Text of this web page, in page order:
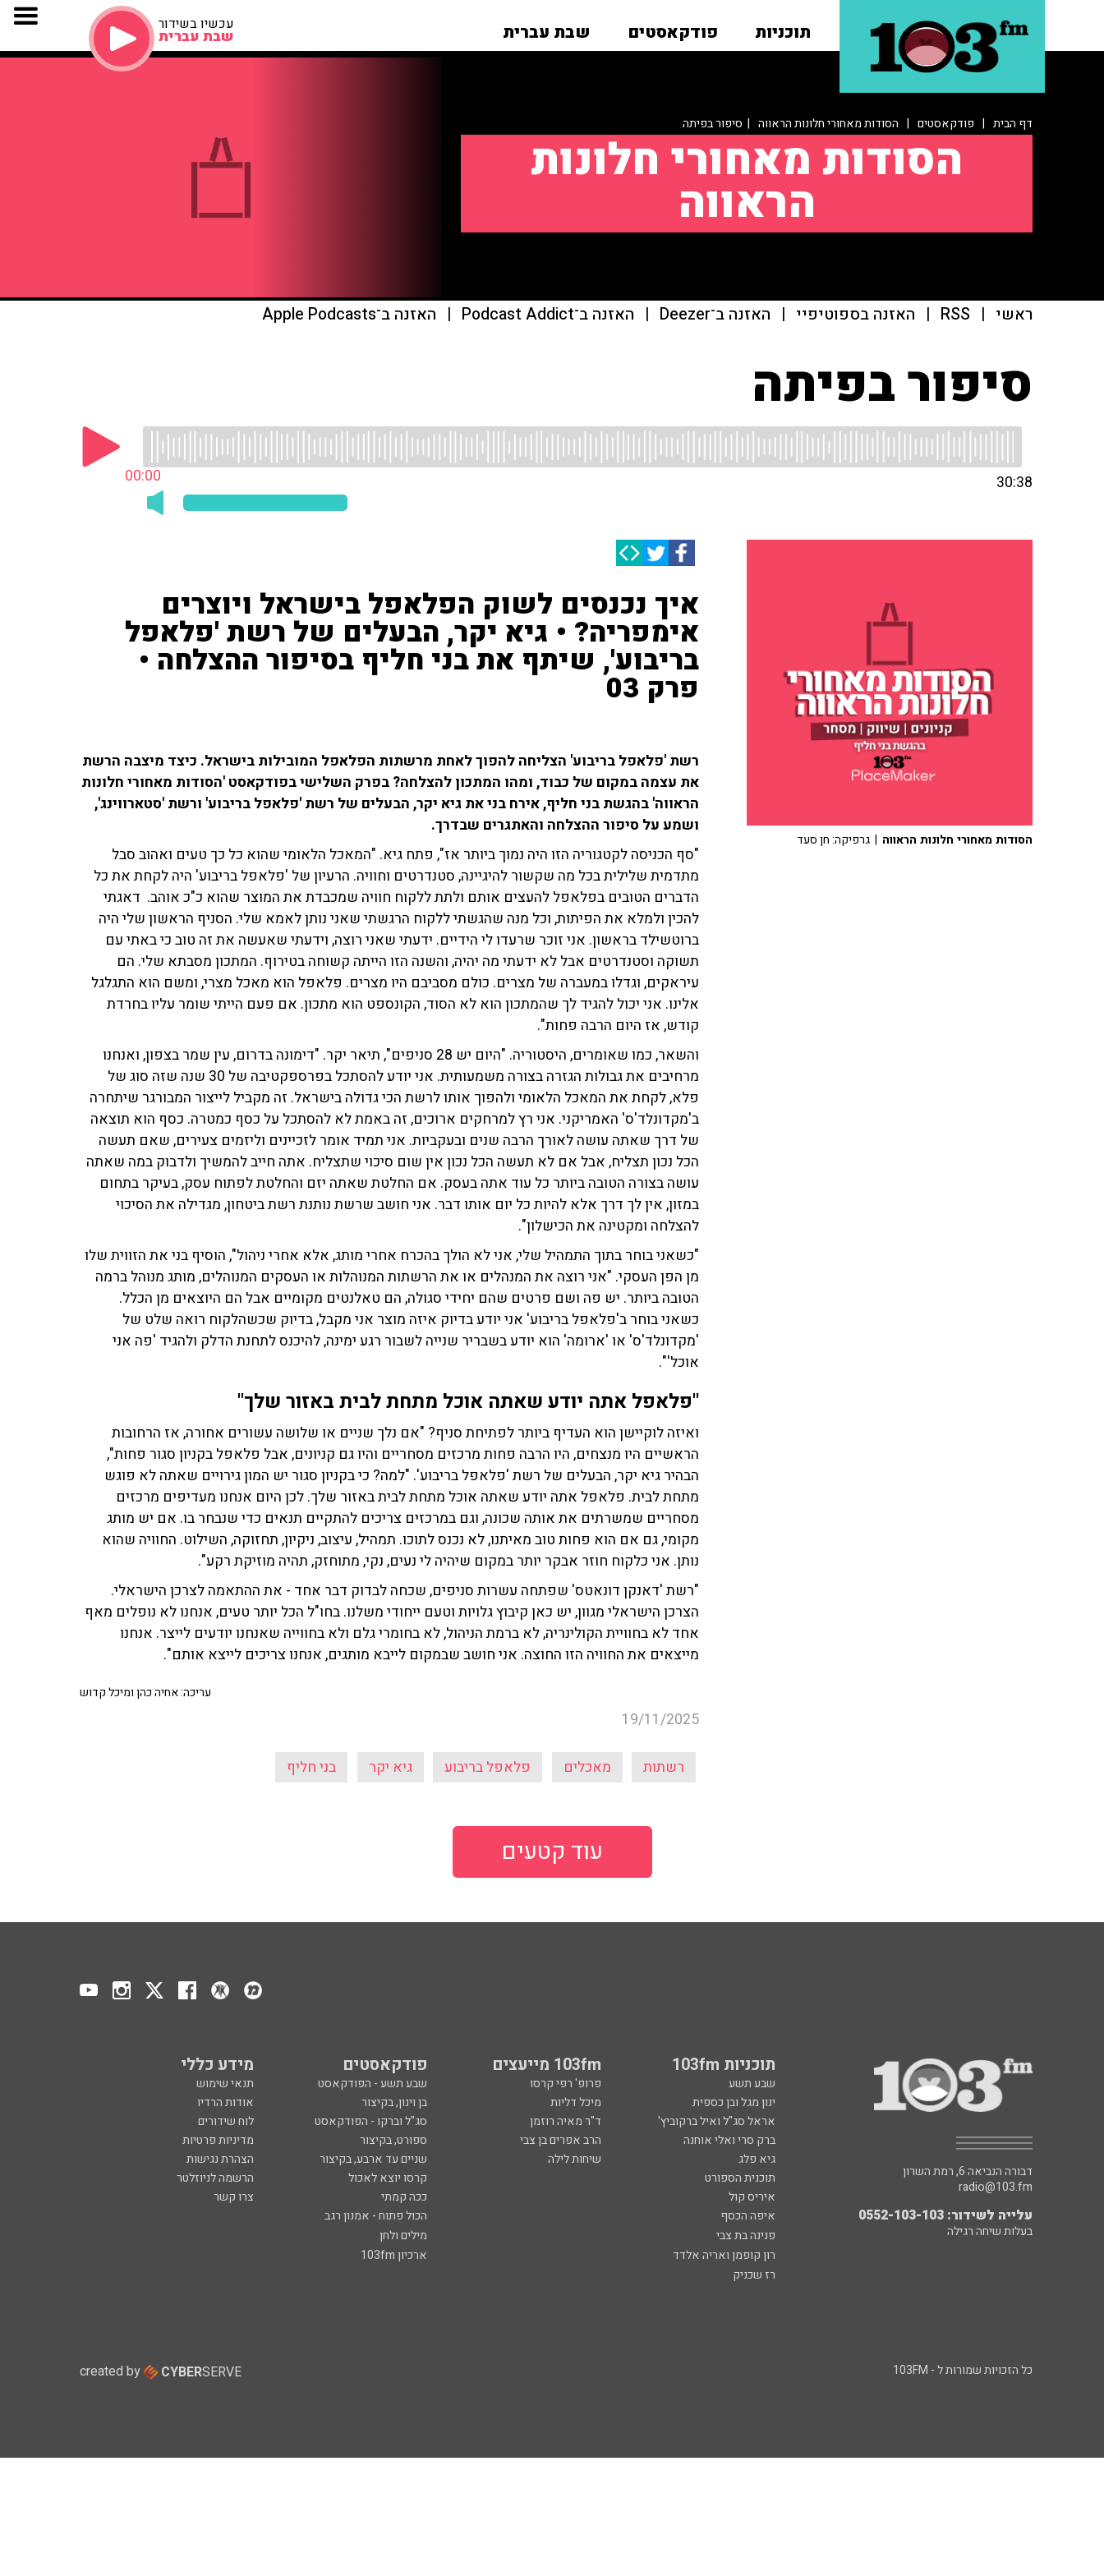
תוכניות פודקאסטים שבת עברית עכשיו בשידור
שבת עברית
דף הבית | פודקאסטים | הסודות מאחורי חלונות הראווה | סיפור בפיתה
הסודות מאחורי חלונות
הראווה
ראשי |
RSS
| האזנה בספוטיפיי | האזנה ב־Deezer | האזנה ב־Podcast Addict | האזנה ב־Apple Podcasts
סיפור בפיתה
00:00 30:38
איך נכנסים לשוק הפלאפל בישראל ויוצרים
אימפריה? • גיא יקר, הבעלים של רשת 'פלאפל
בריבוע', שיתף את בני חליף בסיפור ההצלחה •
פרק 03
רשת 'פלאפל בריבוע' הצליחה להפוך לאחת מרשתות הפלאפל המובילות בישראל. כיצד מיצבה הרשת
את עצמה במקום של כבוד, ומהו המתכון להצלחה? בפרק השלישי בפודקאסט 'הסודות מאחורי חלונות
הראווה' בהגשת בני חליף, אירח בני את גיא יקר, הבעלים של רשת 'פלאפל בריבוע' ורשת 'סטארווינג',
ושמע על סיפור ההצלחה והאתגרים שבדרך.
"סף הכניסה לקטגוריה הזו היה נמוך ביותר אז", פתח גיא. "המאכל הלאומי שהוא כל כך טעים ואהוב סבל
מתדמית שלילית בכל מה שקשור להיגיינה, סטנדרטים וחוויה. הרעיון של 'פלאפל בריבוע' היה לקחת את כל
הדברים הטובים בפלאפל להעצים אותם ולתת ללקוח חוויה שמכבדת את המוצר שהוא כ"כ אוהב. דאגתי
להכין ולמלא את הפיתות, וכל מנה שהגשתי ללקוח הרגשתי שאני נותן לאמא שלי. הסניף הראשון שלי היה
ברוטשילד בראשון. אני זוכר שרעדו לי הידיים. ידעתי שאני רוצה, וידעתי שאעשה את זה טוב כי באתי עם
תשוקה וסטנדרטים אבל לא ידעתי מה יהיה, והשנה הזו הייתה קשוחה בטירוף. המתכון מסבתא שלי. הם
עיראקים, וגדלו במעברה של מצרים. כולם מסביבם היו מצרים. פלאפל הוא מאכל מצרי, ומשם הוא התגלגל
אלינו. אני יכול להגיד לך שהמתכון הוא לא הסוד, הקונספט הוא מתכון. אם פעם הייתי שומר עליו בחרדת
קודש, אז היום הרבה פחות".
והשאר, כמו שאומרים, היסטוריה. "היום יש 28 סניפים", תיאר יקר. "דימונה בדרום, עין שמר בצפון, ואנחנו
מרחיבים את גבולות הגזרה בצורה משמעותית. אני יודע להסתכל בפרספקטיבה של 30 שנה שזה סוג של
פלא, לקחת את המאכל הלאומי ולהפוך אותו לרשת הכי גדולה בישראל. זה מקביל לייצור המבורגר שיתחרה
ב'מקדונלד'ס' האמריקני. אני רץ למרחקים ארוכים, זה באמת לא להסתכל על כסף כמטרה. כסף הוא תוצאה
של דרך שאתה עושה לאורך הרבה שנים ובעקביות. אני תמיד אומר לזכיינים וליזמים צעירים, שאם תעשה
הכל נכון תצליח, אבל אם לא תעשה הכל נכון אין שום סיכוי שתצליח. אתה חייב להמשיך ולדבוק במה שאתה
עושה בצורה הטובה ביותר כל עוד אתה בעסק. אם החלטת שאתה יזם והחלטת לפתוח עסק, בעיקר בתחום
במזון, אין לך דרך אלא להיות כל יום אותו דבר. אני חושב שרשת נותנת רשת ביטחון, מגדילה את הסיכוי
להצלחה ומקטינה את הכישלון".
"כשאני בוחר בתוך התמהיל שלי, אני לא הולך בהכרח אחרי מותג, אלא אחרי ניהול", הוסיף בני את הזווית שלו
מן הפן העסקי. "אני רוצה את המנהלים או את הרשתות המנוהלות או העסקים המנוהלים, מותג מנוהל ברמה
הטובה ביותר. יש פה ושם פרטים שהם יחידי סגולה, הם טאלנטים מקומיים אבל הם היוצאים מן הכלל.
כשאני בוחר ב'פלאפל בריבוע' אני יודע בדיוק איזה מוצר אני מקבל, בדיוק שכשהלקוח רואה שלט של
'מקדונלד'ס' או 'ארומה' הוא יודע בשבריר שנייה לשבור רגע ימינה, להיכנס לתחנת הדלק ולהגיד 'פה אני
אוכל'".
"פלאפל אתה יודע שאתה אוכל מתחת לבית באזור שלך"
ואיזה לוקיישן הוא העדיף ביותר לפתיחת סניף? "אם נלך שניים או שלושה עשורים אחורה, אז הרחובות
הראשיים היו מנצחים, היו הרבה פחות מרכזים מסחריים והיו גם קניונים, אבל פלאפל בקניון סגור פחות",
הבהיר גיא יקר, הבעלים של רשת 'פלאפל בריבוע'. "למה? כי בקניון סגור יש המון גירויים שאתה לא פוגש
מתחת לבית. פלאפל אתה יודע שאתה אוכל מתחת לבית באזור שלך. לכן היום אנחנו מעדיפים מרכזים
מסחריים שמשרתים את אותה שכונה, וגם במרכזים צריכים להתקיים תנאים כדי שנבחר בו. אם יש מותג
מקומי, גם אם הוא פחות טוב מאיתנו, לא נכנס לתוכו. תמהיל, עיצוב, ניקיון, תחזוקה, השילוט. החוויה שהוא
נותן. אני כלקוח חוזר אבקר יותר במקום שיהיה לי נעים, נקי, מתוחזק, תהיה מוזיקת רקע".
"רשת 'דאנקן דונאטס' שפתחה עשרות סניפים, שכחה לבדוק דבר אחד - את ההתאמה לצרכן הישראלי.
הצרכן הישראלי מגוון, יש כאן קיבוץ גלויות וטעם ייחודי משלנו. בחו"ל הכל יותר טעים, אנחנו לא נופלים מאף
אחד לא בחוויית הקולינריה, לא ברמת הניהול, לא בחומרי גלם ולא בחווייה שאנחנו יודעים לייצר. אנחנו
מייצאים את החוויה הזו החוצה. אני חושב שבמקום לייבא מותגים, אנחנו צריכים לייצא אותם".
עריכה: אחיה כהן ומיכל קדוש
19/11/2025
רשתות מאכלים פלאפל בריבוע גיא יקר בני חליף
הסודות מאחורי חלונות הראווה | גרפיקה: חן סעד
עוד קטעים
תוכניות 103fm 103fm מייעצים פודקאסטים מידע כללי
שבע תשע פרופ' רפי קרסו שבע תשע - הפודקאסט
תנאי שימוש
ינון מגל ובן כספית
מיכל דליות בן וינון, בקיצור
אודות הרדיו
אראל סג"ל ואיל ברקוביץ'
ד"ר מאיה רוזמן סג"ל וברקו - הפודקאסט
לוח שידורים
ברק סרי ואלי אוחנה
הרב אפרים בן צבי ספורט, בקיצור
מדיניות פרטיות
גיא פלג
שיחות לילה שניים עד ארבע, בקיצור
הצהרת נגישות
תוכנית הספורט
קרסו יוצא לאכול
הרשמה לניוזלטר
איריס קול
ככה קמתי
צרו קשר
איפה הכסף
הכול פתוח - אמנון רגב
פנינה בת צבי
מילים ולחן
רון קופמן ואריה אלדד
ארכיון 103fm
רז שכניק
דבורה הנביאה 6, רמת השרון
radio@103.fm
עלייה לשידור: 0552-103-103
בעלות שיחה רגילה
כל הזכויות שמורות ל - 103FM created by CYBERSERVE